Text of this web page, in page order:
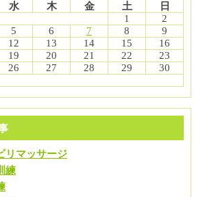
水 木 金 土
日
1
2
5 6 7 8
9
12 13 14 15
16
19 20 21 22
23
26 27 28 29
30
リマッサージ
練